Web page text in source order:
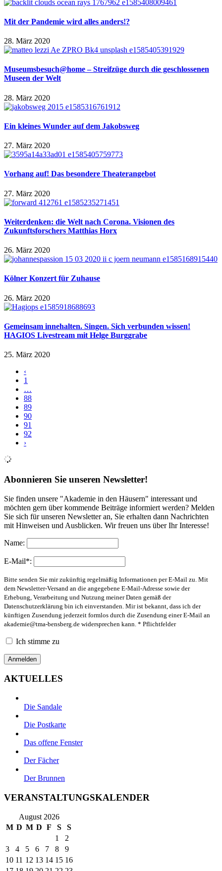
Mit der Pandemie wird alles anders!?
28. März 2020
Museumsbesuch@home – Streifzüge durch die geschlossenen
Museen der Welt
28. März 2020
Ein kleines Wunder auf dem Jakobsweg
27. März 2020
Vorhang auf! Das besondere Theaterangebot
27. März 2020
Weiterdenken: die Welt nach Corona. Visionen des
Zukunftsforschers Matthias Horx
26. März 2020
Kölner Konzert für Zuhause
26. März 2020
Gemeinsam innehalten. Singen. Sich verbunden wissen!
HAGIOS Livestream mit Helge Burggrabe
25. März 2020
‹
1
…
88
89
90
91
92
›
Abonnieren Sie unseren Newsletter!
Sie finden unsere "Akademie in den Häusern" interessant und
möchten gern über kommende Beiträge informiert werden? Melden
Sie sich für unseren Newsletter an, Sie erhalten dann Nachrichten
mit Hinweisen und Ausblicken. Wir freuen uns über Ihr Interesse!
Name:
E-Mail*:
Bitte senden Sie mir zukünftig regelmäßig Informationen per E-Mail zu. Mit
dem Newsletter-Versand an die angegebene E-Mail-Adresse sowie der
Erhebung, Verarbeitung und Nutzung meiner Daten gemäß der
Datenschutzerklärung bin ich einverstanden. Mir ist bekannt, dass ich der
künftigen Zusendung jederzeit formlos durch die Zusendung einer E-Mail an
akademie@tma-bensberg.de widersprechen kann. * Pflichtfelder
Ich stimme zu
AKTUELLES
Die Sandale
Die Postkarte
Das offene Fenster
Der Fächer
Der Brunnen
VERANSTALTUNGSKALENDER
August 2026
M D M D F S S
1
2
3
4 5 6 7 8
9
10 11 12 13 14 15 16